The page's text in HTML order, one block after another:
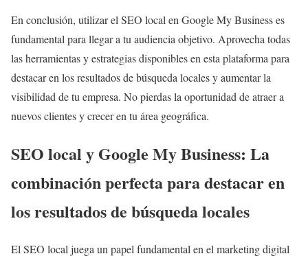
En conclusión, utilizar el SEO local en Google My Business es
fundamental para llegar a tu audiencia objetivo. Aprovecha todas
las herramientas y estrategias disponibles en esta plataforma para
destacar en los resultados de búsqueda locales y aumentar la
visibilidad de tu empresa. No pierdas la oportunidad de atraer a
nuevos clientes y crecer en tu área geográfica.
SEO local y Google My Business: La
combinación perfecta para destacar en
los resultados de búsqueda locales
El SEO local juega un papel fundamental en el marketing digital